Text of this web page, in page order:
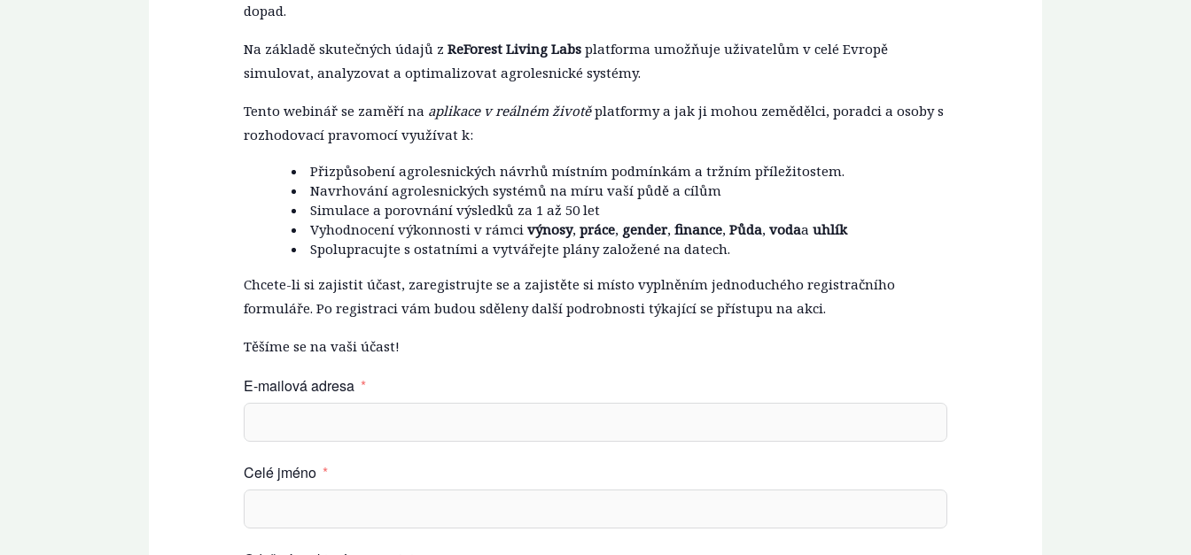
dopad.
Na základě skutečných údajů z ReForest Living Labsplatforma umožňuje uživatelům v celé Evropě
simulovat, analyzovat a optimalizovat agrolesnické systémy.
Tento webinář se zaměří na aplikace v reálném životěplatformy a jak ji mohou zemědělci, poradci a osoby s
rozhodovací pravomocí využívat k:
Přizpůsobení agrolesnických návrhů místním podmínkám a tržním příležitostem.
Navrhování agrolesnických systémů na míru vaší půdě a cílům
Simulace a porovnání výsledků za 1 až 50 let
Vyhodnocení výkonnosti v rámci výnosy, práce, gender, finance, Půda, vodaa uhlík
Spolupracujte s ostatními a vytvářejte plány založené na datech.
Chcete-li si zajistit účast, zaregistrujte se a zajistěte si místo vyplněním jednoduchého registračního
formuláře. Po registraci vám budou sděleny další podrobnosti týkající se přístupu na akci.
Těšíme se na vaši účast!
E-mailová adresa
Celé jméno